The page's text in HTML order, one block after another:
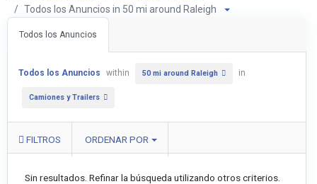
Todos los Anuncios in 50 mi around Raleigh
Todos los Anuncios
Todos los Anuncios within 50 mi around Raleigh in
Camiones y Trailers
FILTROS ORDENAR POR
Sin resultados. Refinar la búsqueda utilizando otros criterios.